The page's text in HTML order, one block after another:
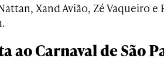
Xand Avião, Zé Vaqueiro
ao Carnaval de São